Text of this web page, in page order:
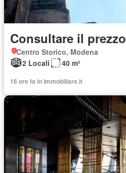
Consultare il prezzo
Centro Storico, Modena
2 Locali
40 m²
16 ore fa in Immobiliare.it